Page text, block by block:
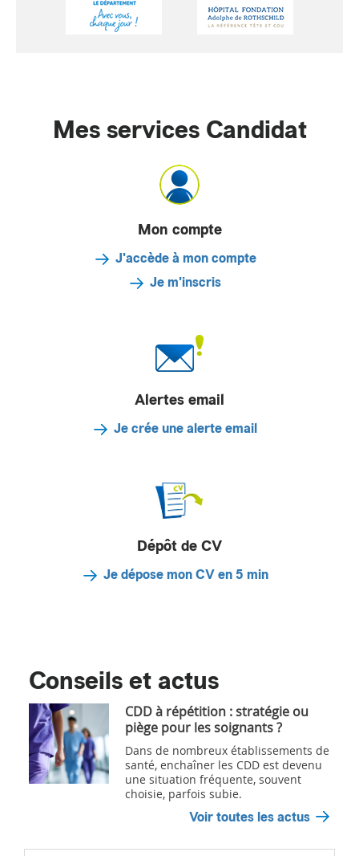
Mes services Candidat
Mon compte
J'accède à mon compte
Je m'inscris
Alertes email
Je crée une alerte email
Dépôt de CV
Je dépose mon CV en 5 min
Conseils et actus
CDD à répétition : stratégie ou
piège pour les soignants ?
Dans de nombreux établissements de
santé, enchaîner les CDD est devenu
une situation fréquente, souvent
choisie, parfois subie.
Voir toutes les actus